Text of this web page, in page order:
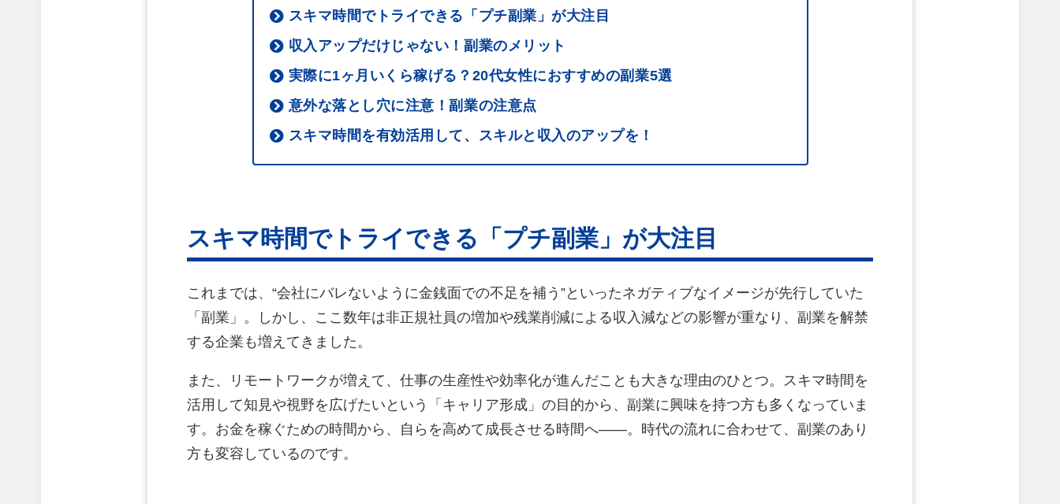
スキマ時間でトライできる「プチ副業」が大注目
収入アップだけじゃない！副業のメリット
実際に1ヶ月いくら稼げる？20代女性におすすめの副業5選
意外な落とし穴に注意！副業の注意点
スキマ時間を有効活用して、スキルと収入のアップを！
スキマ時間でトライできる「プチ副業」が大注目
これまでは、“会社にバレないように金銭面での不足を補う”といったネガティブなイメージが先行していた
「副業」。しかし、ここ数年は非正規社員の増加や残業削減による収入減などの影響が重なり、副業を解禁
する企業も増えてきました。
また、リモートワークが増えて、仕事の生産性や効率化が進んだことも大きな理由のひとつ。スキマ時間を
活用して知見や視野を広げたいという「キャリア形成」の目的から、副業に興味を持つ方も多くなっていま
す。お金を稼ぐための時間から、自らを高めて成長させる時間へ——。時代の流れに合わせて、副業のあり
方も変容しているのです。